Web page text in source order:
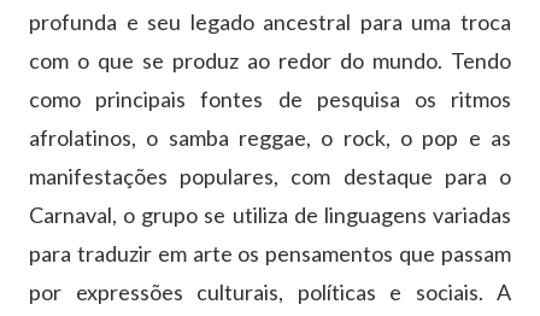
profunda e seu legado ancestral para uma troca
com o que se produz ao redor do mundo. Tendo
como principais fontes de pesquisa os ritmos
afrolatinos, o samba reggae, o rock, o pop e as
manifestações populares, com destaque para o
Carnaval, o grupo se utiliza de linguagens variadas
para traduzir em arte os pensamentos que passam
por expressões culturais, políticas e sociais. A